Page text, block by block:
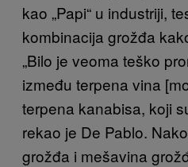
kao „Papi“ u industriji,
kombinacija grožđa
„Bilo je veoma teško
između terpena vina
terpena kanabisa, koji
rekao je De Pablo.
grožđa i mešavina